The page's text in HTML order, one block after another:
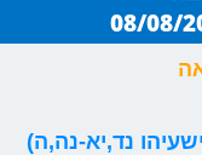
נד,יא-נה,ה)